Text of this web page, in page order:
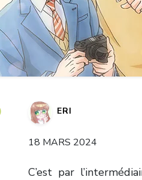
ERI
18 MARS 2024
C’est par
Share on Telegram